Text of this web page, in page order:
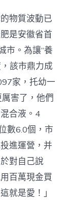
物質波動已
是安徽省首
市。為讓“養
該市鼎力成
家，托幼一
害了，他們
合液。4
數6.0個，市
進運營，并
對自己說
百萬現金買
就是愛！」